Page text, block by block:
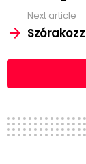
Next article